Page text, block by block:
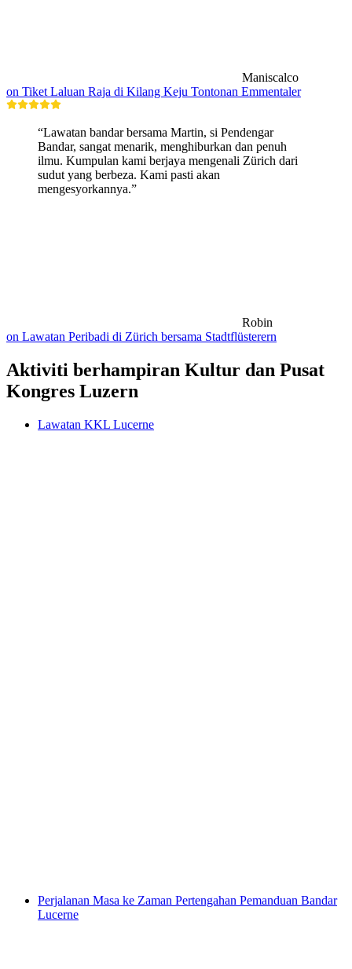
Maniscalco
on Tiket Laluan Raja di Kilang Keju Tontonan Emmentaler
“Lawatan bandar bersama Martin, si Pendengar
Bandar, sangat menarik, menghiburkan dan penuh
ilmu. Kumpulan kami berjaya mengenali Zürich dari
sudut yang berbeza. Kami pasti akan
mengesyorkannya.”
Robin
on Lawatan Peribadi di Zürich bersama Stadtflüsterern
Aktiviti berhampiran Kultur dan Pusat
Kongres Luzern
Lawatan KKL Lucerne
Perjalanan Masa ke Zaman Pertengahan Pemanduan Bandar
Lucerne